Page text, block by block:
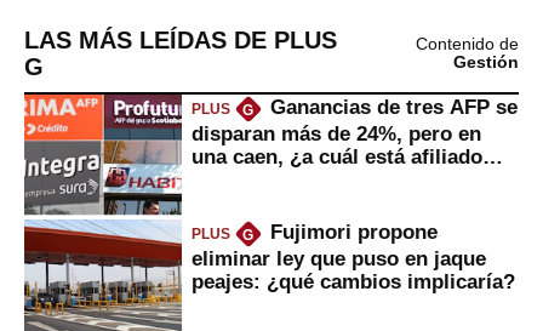
LAS MÁS LEÍDAS DE PLUS
G
Contenido de
Gestión
PLUS G
Ganancias de tres AFP se
disparan más de 24%, pero en
una caen, ¿a cuál está afiliado
PLUS G
Fujimori propone
eliminar ley que puso en jaque
peajes: ¿qué cambios implicaría?